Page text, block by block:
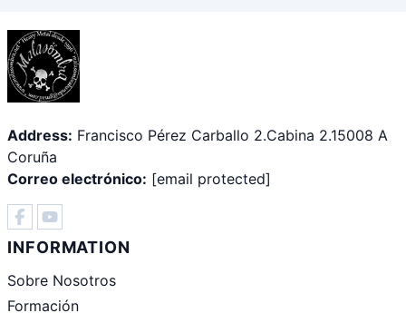
Address: Francisco Pérez Carballo 2.Cabina 2.15008 A
Coruña
Correo electrónico: [email protected]
INFORMATION
Sobre Nosotros
Formación